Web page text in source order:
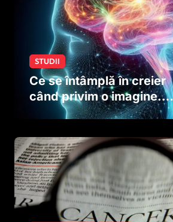
STUDII
Ce se întâmplă în creier
când privim o imagine.
Studiul care explică rolul